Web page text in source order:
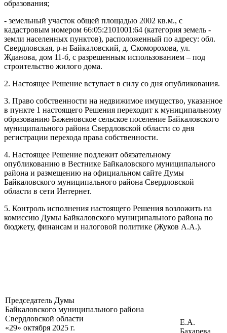
образования;
- земельный участок общей площадью 2002 кв.м., с
кадастровым номером 66:05:2101001:64 (категория земель -
земли населенных пунктов), расположенный по адресу: обл.
Свердловская, р-н Байкаловский, д. Скоморохова, ул.
Жданова, дом 11-б, с разрешенным использованием – под
строительство жилого дома.
2. Настоящее Решение вступает в силу со дня опубликования.
3. Право собственности на недвижимое имущество, указанное
в пункте 1 настоящего Решения переходит к муниципальному
образованию Баженовское сельское поселение Байкаловского
муниципального района Свердловской области со дня
регистрации перехода права собственности.
4. Настоящее Решение подлежит обязательному
опубликованию в Вестнике Байкаловского муниципального
района и размещению на официальном сайте Думы
Байкаловского муниципального района Свердловской
области в сети Интернет.
5. Контроль исполнения настоящего Решения возложить на
комиссию Думы Байкаловского муниципального района по
бюджету, финансам и налоговой политике (Жуков А.А.).
Председатель Думы
Байкаловского муниципального района
Свердловской области
«29» октября 2025 г.
Е.А.
Бахарева